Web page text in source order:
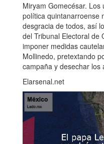
Miryam Gomecésar.
política quintanarroense
desgracia de todos, así
del Tribunal Electoral de
imponer medidas
Mollinedo, pretextando
campaña y desechar los
Elarsenal.net